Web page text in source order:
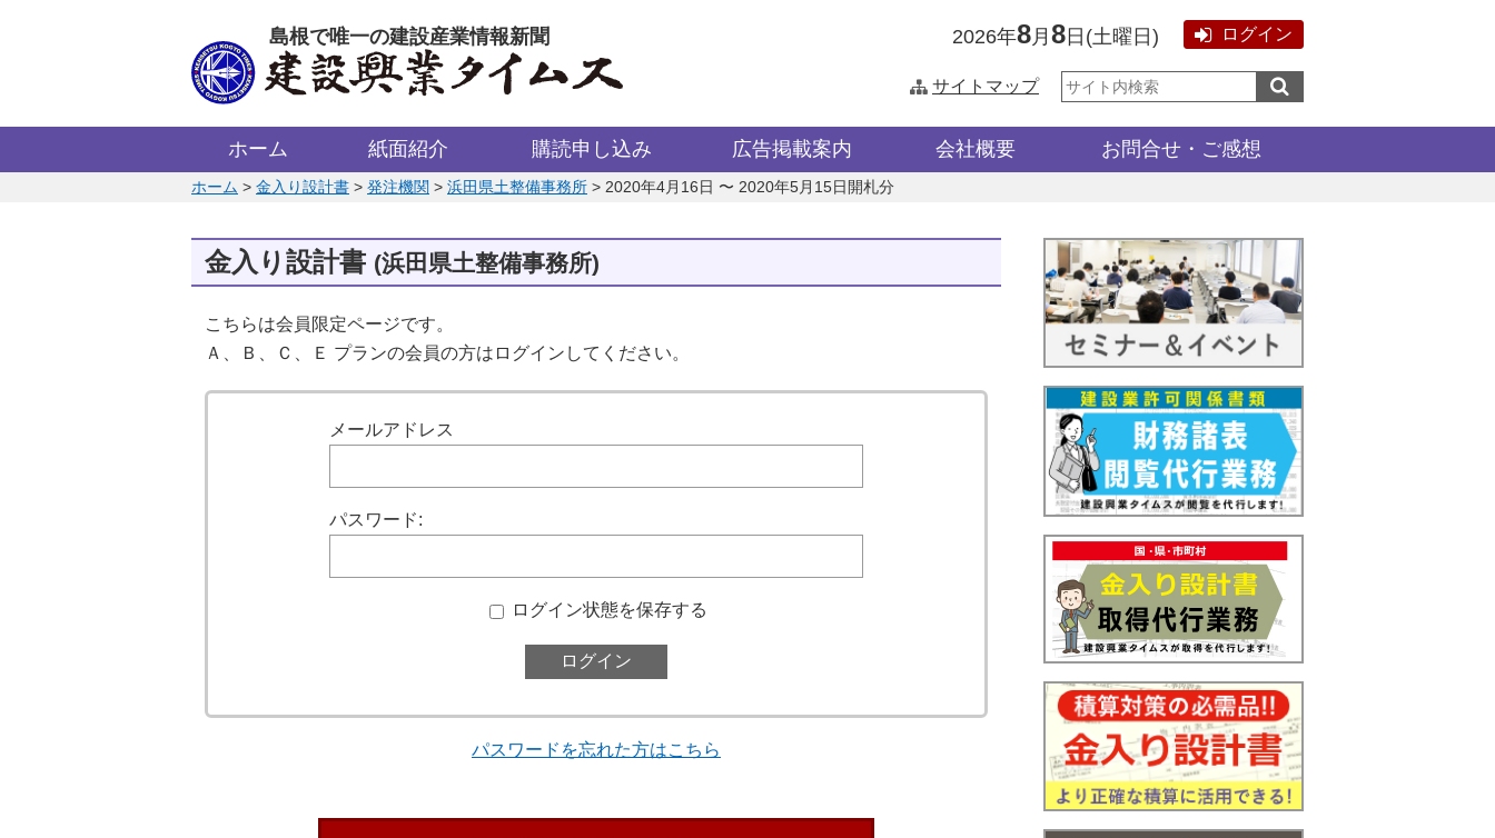
島根で唯一の建設産業情報新聞 2026年8月 8 日 (土曜日 ) ログイン
サイトマップ
サ
イ
内
ホーム 紙面紹介 購読申し込み 広告掲載案内 会社概要 お問合せ・ご感想
このページの位置:
ホーム > 金入り設計書 > 発注機関 > 浜田県土整備事務所 > 2020年4月16日 〜 2020年5月15日開札分
金入り設計書 (浜田県土整備事務所)
こちらは会員限定ページです。
Ａ、Ｂ、Ｃ、Ｅ プランの会員の方はログインしてください。
メールアドレス
パスワード:
ログイン状態を保存する
パスワードを忘れた方はこちら